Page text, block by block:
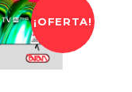
¡OFERTA!